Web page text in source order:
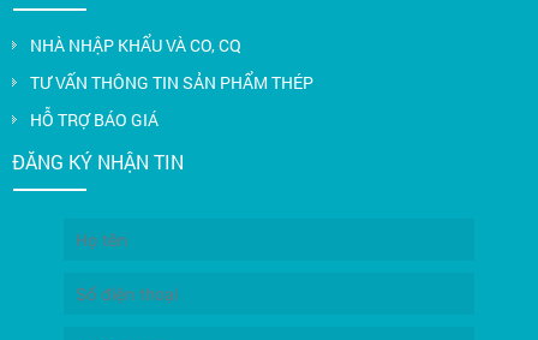
NHÀ NHẬP KHẨU VÀ CO, CQ
TƯ VẤN THÔNG TIN SẢN PHẨM THÉP
HỖ TRỢ BÁO GIÁ
ĐĂNG KÝ NHẬN TIN